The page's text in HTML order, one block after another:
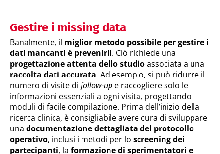
Gestire i missing data
Banalmente, il miglior metodo possibile per gestire i
dati mancanti è prevenirli. Ciò richiede una
progettazione attenta dello studioassociata a una
raccolta dati accurata. Ad esempio, si può ridurre il
numero di visite di follow-up e raccogliere solo le
informazioni essenziali a ogni visita, progettando
moduli di facile compilazione. Prima dell’inizio della
ricerca clinica, è consigliabile avere cura di sviluppare
una documentazione dettagliata del protocollo
operativo, inclusi i metodi per lo screening dei
partecipanti, la formazione di sperimentatori e